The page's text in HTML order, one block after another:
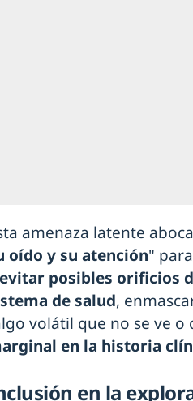
amenaza latente
oído y su atención"
evitar posibles orificios
de salud,
volátil que no se ve o
en la historia
en la